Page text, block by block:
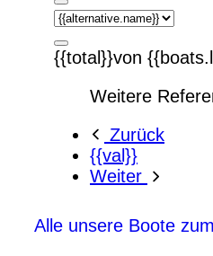
{{total}}von
Weitere
Zurück
{{val}}
Weiter
Alle unsere Boote